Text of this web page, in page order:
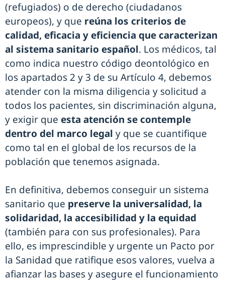
(refugiados) o de derecho (ciudadanos
europeos), y que reúna los criterios de
calidad, eficacia y eficiencia que caracterizan
al sistema sanitario español. Los médicos, tal
como indica nuestro código deontológico en
los apartados 2 y 3 de su Artículo 4, debemos
atender con la misma diligencia y solicitud a
todos los pacientes, sin discriminación alguna,
y exigir que esta atención se contemple
dentro del marco legal y que se cuantifique
como tal en el global de los recursos de la
población que tenemos asignada.
En definitiva, debemos conseguir un sistema
sanitario que preserve la universalidad, la
solidaridad, la accesibilidad y la equidad
(también para con sus profesionales). Para
ello, es imprescindible y urgente un Pacto por
la Sanidad que ratifique esos valores, vuelva a
afianzar las bases y asegure el funcionamiento